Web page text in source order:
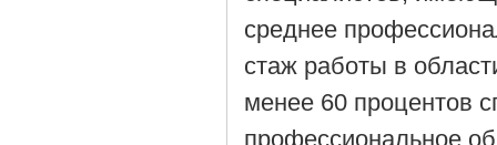
среднее
стаж работы в
менее 60 процентов
профессиональное